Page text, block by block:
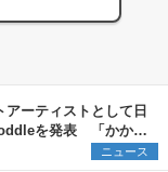
ーティストとして日
を発表 「かかっ
イブ映像も公開にニュース